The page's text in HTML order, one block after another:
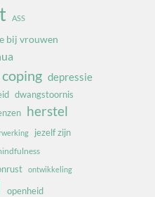
ASS
bij vrouwen
coping depressie
dwangstoornis
herstel
jezelf zijn
ontwikkeling
openheid